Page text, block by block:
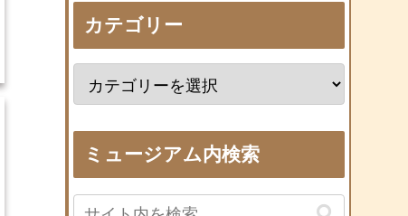
カテゴリー
ミュージアム内検索